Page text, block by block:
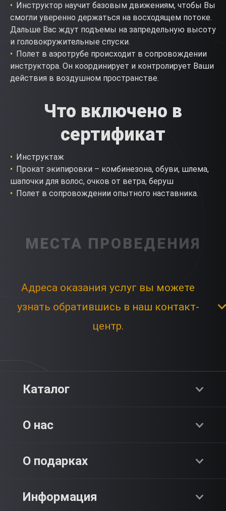
Инструктор научит базовым движениям, чтобы Вы
смогли уверенно держаться на восходящем потоке.
Дальше Вас ждут подъемы на запредельную высоту
и головокружительные спуски.
Полет в аэротрубе происходит в сопровождении
инструктора. Он координирует и контролирует Ваши
действия в воздушном пространстве.
Что включено в
сертификат
Инструктаж
Прокат экипировки – комбинезона, обуви, шлема,
шапочки для волос, очков от ветра, беруш
Полет в сопровождении опытного наставника.
МЕСТА ПРОВЕДЕНИЯ
Адреса оказания услуг вы можете
узнать обратившись в наш контакт-
центр.
Каталог
О нас
О компании
О подарках
Как это работает?
Информация